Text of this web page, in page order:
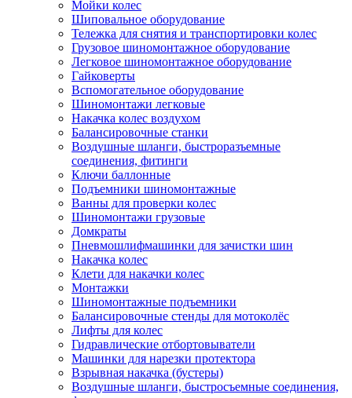
Мойки колес
Шиповальное оборудование
Тележка для снятия и транспортировки колес
Грузовое шиномонтажное оборудование
Легковое шиномонтажное оборудование
Гайковерты
Вспомогательное оборудование
Шиномонтажи легковые
Накачка колес воздухом
Балансировочные станки
Воздушные шланги, быстроразъемные
соединения, фитинги
Ключи баллонные
Подъемники шиномонтажные
Ванны для проверки колес
Шиномонтажи грузовые
Домкраты
Пневмошлифмашинки для зачистки шин
Накачка колес
Клети для накачки колес
Монтажки
Шиномонтажные подъемники
Балансировочные стенды для мотоколёс
Лифты для колес
Гидравлические отбортовыватели
Машинки для нарезки протектора
Взрывная накачка (бустеры)
Воздушные шланги, быстросъемные соединения,